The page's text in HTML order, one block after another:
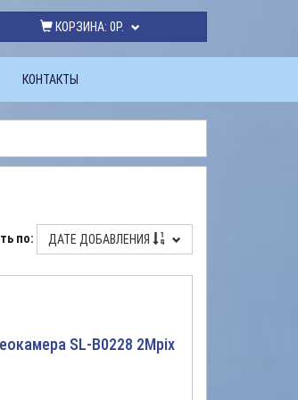
КОРЗИНА: 0Р.
КОНТАКТЫ
по: ДАТЕ ДОБАВЛЕНИЯ
SL-B0228 2Mpix